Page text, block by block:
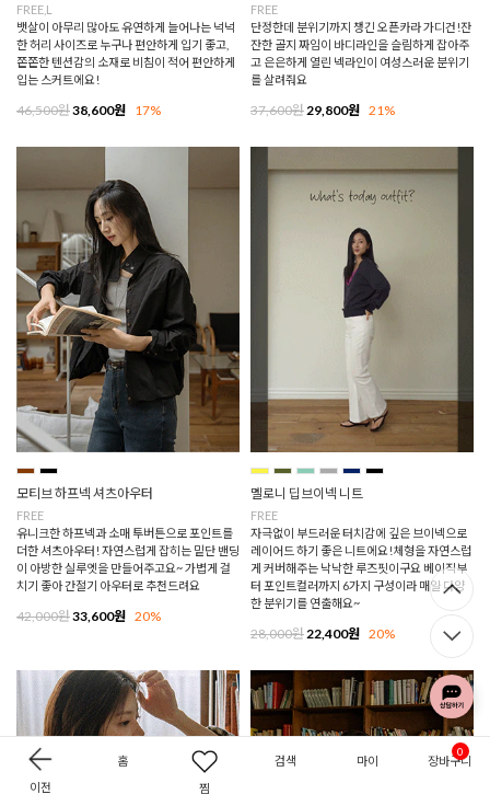
이전
홈
찜
검색 마이 장바구니
0
FREE,L
뱃살이 아무리 많아도 유연하게 늘어나는 넉넉
한 허리 사이즈로 누구나 편안하게 입기 좋고,
쫀쫀한 텐션감의 소재로 비침이 적어 편안하게
입는 스커트에요!
46,500원38,600원 17%
FREE
단정한데 분위기까지 챙긴 오픈카라 가디건!잔
잔한 골지 짜임이 바디라인을 슬림하게 잡아주
고 은은하게 열린 넥라인이 여성스러운 분위기
를 살려줘요
37,600원 29,800원 21%
모티브 하프넥 셔츠아우터
FREE
유니크한 하프넥과 소매 투버튼으로 포인트를
더한 셔츠아우터! 자연스럽게 잡히는 밑단 밴딩
이 아방한 실루엣을 만들어주고요~ 가볍게 걸
치기 좋아 간절기 아우터로 추천드려요
42,000원33,600원 20%
멜로니 딥브이넥 니트
FREE
자극없이 부드러운 터치감에 깊은 브이넥으로
레이어드 하기 좋은 니트에요!체형을 자연스럽
게 커버해주는 낙낙한 루즈핏이구요 베이직부
터 포인트컬러까지 6가지 구성이라 매일 다양
한 분위기를 연출해요~
28,000원 22,400원 20%